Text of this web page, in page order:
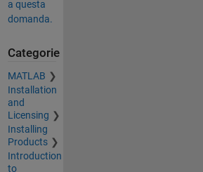
a questa
domanda.
Categorie
MATLAB
Installation
and
Licensing
Installing
Products
Introduction
to